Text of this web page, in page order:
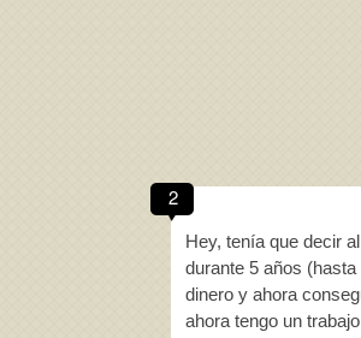
2
Hey, tenía que decir
durante 5 años
dinero y ahora
ahora tengo un